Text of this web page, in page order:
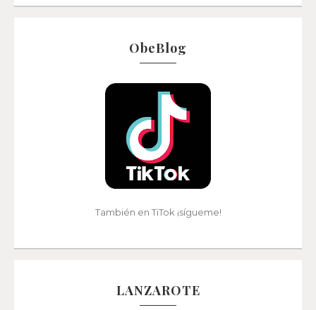
ObeBlog
También en TiTok ¡sígueme!
LANZAROTE